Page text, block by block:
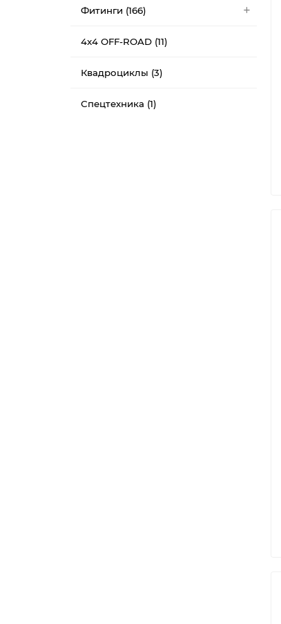
Фитинги (166)
4x4 OFF-ROAD (11)
Квадроциклы (3)
Спецтехника (1)